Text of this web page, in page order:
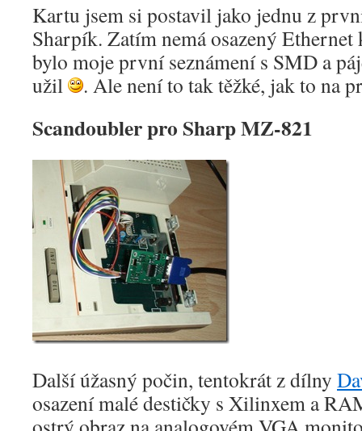
Kartu jsem si postavil jako jednu z
Sharpík. Zatím nemá osazený
bylo moje první seznámení s SMD a
užil
. Ale není to tak těžké, jak to na
Scandoubler pro Sharp MZ-821
Další úžasný počin, tentokrát z dílny
osazení malé destičky s Xilinxem a